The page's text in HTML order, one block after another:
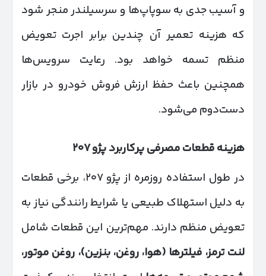
و آسیب جدی به سوپاپ‌ها و سرسیلندر منجر شود
که هزینه تعمیر آن چندین برابر اجرت تعویض
منظم تسمه خواهد بود. رعایت سرویس‌ها
همچنین باعث حفظ ارزش فروش خودرو در بازار
دست‌دوم می‌شود.
هزینه قطعات مصرفی پرکاربرد پژو۲۰۷
در طول استفاده روزمره از پژو ۲۰۷، برخی قطعات
به دلیل استهلاک طبیعی یا شرایط رانندگی نیاز به
تعویض منظم دارند. مهم‌ترین این قطعات شامل
لنت ترمز، فیلترها (هوا، روغن، بنزین)، روغن موتور،